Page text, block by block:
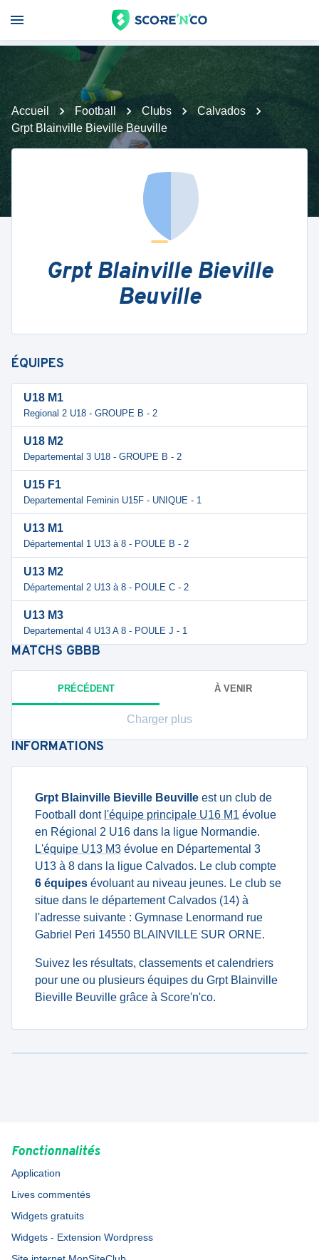
Accueil Football Clubs
Calvados
Grpt Blainville Bieville Beuville
Grpt Blainville Bieville
Beuville
ÉQUIPES
U18 M1
Regional 2 U18 - GROUPE B - 2
U18 M2
Departemental 3 U18 - GROUPE B - 2
U15 F1
Departemental Feminin U15F - UNIQUE - 1
U13 M1
Départemental 1 U13 à 8 - POULE B - 2
U13 M2
Départemental 2 U13 à 8 - POULE C - 2
U13 M3
Departemental 4 U13 A 8 - POULE J - 1
MATCHS GBBB
PRÉCÉDENT À VENIR
Charger plus
INFORMATIONS
Grpt Blainville Bieville Beuville est un club de
Football dont l'équipe principale U16 M1 évolue
en Régional 2 U16 dans la ligue Normandie.
L'équipe U13 M3 évolue en Départemental 3
U13 à 8 dans la ligue Calvados. Le club compte
6 équipes évoluant au niveau jeunes. Le club se
situe dans le département Calvados (14) à
l'adresse suivante : Gymnase Lenormand rue
Gabriel Peri 14550 BLAINVILLE SUR ORNE.
Suivez les résultats, classements et calendriers
pour une ou plusieurs équipes du Grpt Blainville
Bieville Beuville grâce à Score'n'co.
Fonctionnalités
Application
Lives commentés
Widgets gratuits
Widgets - Extension Wordpress